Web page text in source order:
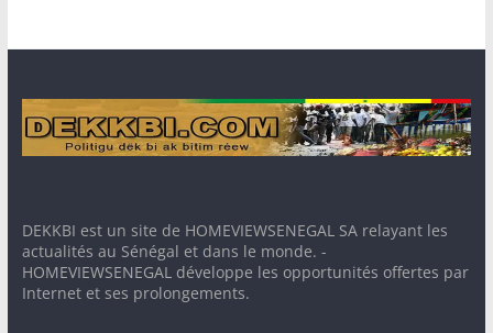
DEKKBI est un site de HOMEVIEWSENEGAL SA relayant les
actualités au Sénégal et dans le monde. -
HOMEVIEWSENEGAL développe les opportunités offertes par
Internet et ses prolongements.